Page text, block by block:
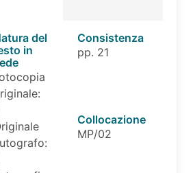
del
in
Consistenza
pp. 21
Collocazione
MP/02